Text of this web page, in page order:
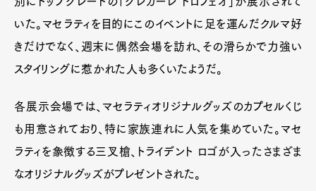
いた。マセラティを目的にこのイベントに足を運んだクルマ好
きだけでなく、週末に偶然会場を訪れ、その滑らかで力強い
スタイリングに惹かれた人も多くいたようだ。
各展示会場では、マセラティオリジナルグッズのカプセルくじ
も用意されており、特に家族連れに人気を集めていた。マセ
ラティを象徴する三叉槍、トライデント ロゴが入ったさまざま
なオリジナルグッズがプレゼントされた。